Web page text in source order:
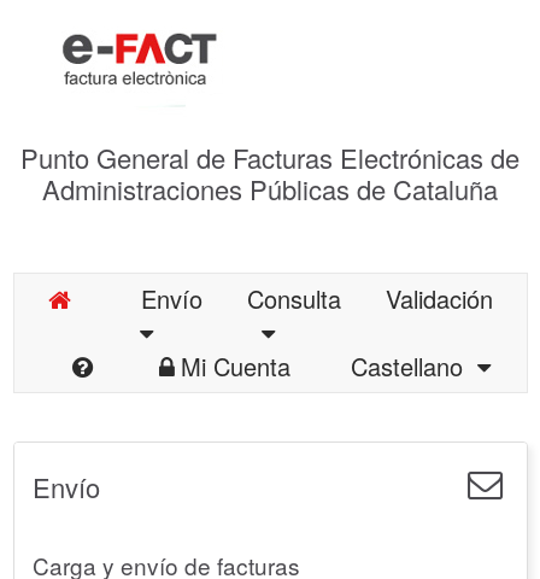
Punto General de Facturas Electrónicas de
Administraciones Públicas de Cataluña
Envío Consulta
Validación
Mi Cuenta
Castellano
Envío
Carga y envío de facturas